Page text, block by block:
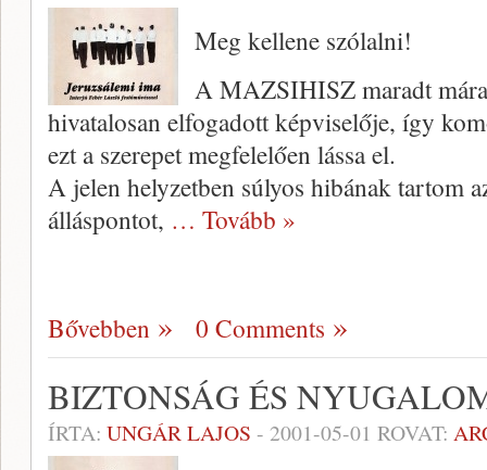
Meg kellene szólalni!
A MAZSIHISZ maradt
hivatalosan elfoga­dott képviselője, így
ezt a szerepet megfe­lelően lássa el.
A jelen helyzetben súlyos hibának tartom
álláspontot, … Tovább »
Bővebben 0 Comments
BIZTONSÁG ÉS
ÍRTA: UNGÁR LAJOS - 2001-05-01 ROVAT: